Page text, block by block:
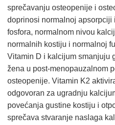
sprečavanju osteopenije i
doprinosi normalnoj
fosfora, normalnom nivou
normalnih kostiju i normalnoj
Vitamin D i kalcijum smanjuju
žena u post-menopauzalnom
osteopenije. Vitamin K2
odgovoran za ugradnju
povećanja gustine kostiju i
sprečava stvaranje naslaga